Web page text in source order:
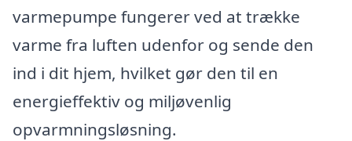
varmepumpe fungerer ved at trække
varme fra luften udenfor og sende den
ind i dit hjem, hvilket gør den til en
energieffektiv og miljøvenlig
opvarmningsløsning.